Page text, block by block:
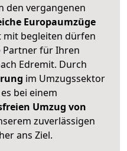
den vergangenen
Europaumzüge
mit begleiten dürfen
für Ihren
Edremit. Durch
im Umzugssektor
bei einem
Umzug von
zuverlässigen
ans Ziel.